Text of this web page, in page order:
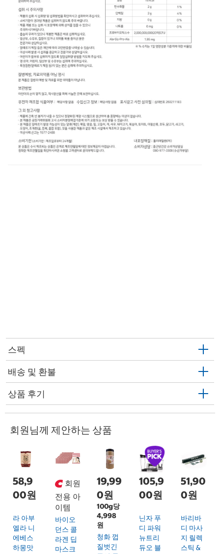
스펙
배송 및 환불
상품 후기
회원님께 제안하는 상품
58,9
00원
라 아부
엘라 니
에베스
하몽맛
회원
전용 아
이템
바이오
던스 콜
라겐 딥
마스크
19,99
0원
100g당
4,998
원
청화 껍
질벗긴
105,9
00원
닌자 푸
디 파워
뉴트리
듀오 블
51,90
0원
바리바
디 마사
지 릴렉
스틱 &